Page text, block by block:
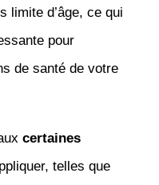
limite d’âge, ce qui
pour
de santé de votre
certaines
telles que